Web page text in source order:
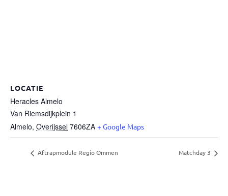
LOCATIE
Heracles Almelo
Van Riemsdijkplein 1
Almelo, Overijssel 7606ZA + Google Maps
Aftrapmodule Regio Ommen Matchday 3